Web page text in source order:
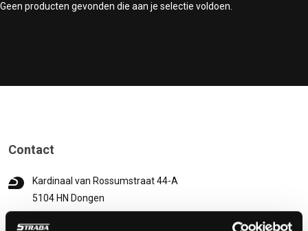
Geen producten gevonden die aan je selectie voldoen.
Contact
Kardinaal van Rossumstraat 44-A
5104 HN Dongen
info@stradamotoren.nl